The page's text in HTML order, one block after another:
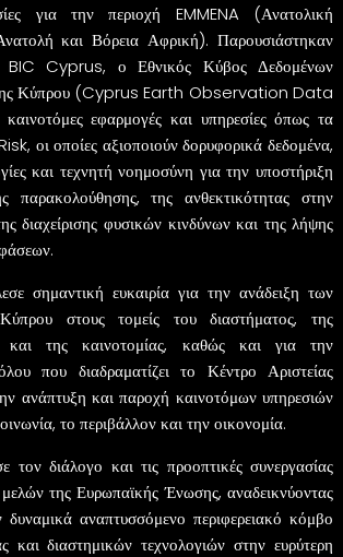
για την περιοχή EMMENA (Ανατολική
και Βόρεια Αφρική). Παρουσιάστηκαν
Cyprus, ο Εθνικός Κύβος Δεδομένων
Κύπρου (Cyprus Earth Observation Data
εφαρμογές και υπηρεσίες όπως τα
οι οποίες αξιοποιούν δορυφορικά δεδομένα,
και τεχνητή νοημοσύνη για την υποστήριξη
παρακολούθησης, της ανθεκτικότητας στην
διαχείρισης φυσικών κινδύνων και της λήψης
σημαντική ευκαιρία για την ανάδειξη των
στους τομείς του διαστήματος, της
της καινοτομίας, καθώς και για την
που διαδραματίζει το Κέντρο Αριστείας
και παροχή καινοτόμων υπηρεσιών
το περιβάλλον και την οικονομία.
τον διάλογο και τις προοπτικές συνεργασίας
της Ευρωπαϊκής Ένωσης, αναδεικνύοντας
αναπτυσσόμενο περιφερειακό κόμβο
και διαστημικών τεχνολογιών στην ευρύτερη